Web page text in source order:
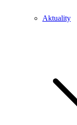
Aktuality